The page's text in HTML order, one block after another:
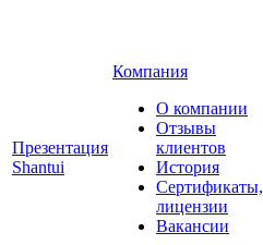
Презентация
Shantui
Компания
О компании
Отзывы
клиентов
История
Сертификаты,
лицензии
Вакансии